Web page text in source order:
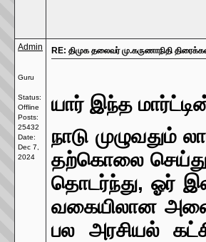
Admin
Guru
Status:
Offline
Posts:
25432
Date:
Dec 7,
2024
RE: திமுக தலைவர் மு.கருணாநிதி
யார் இந்த
நாடு முழுவதும்
தற்கொலை
தொடர்ந்து, ஓர்
வகையிலான
பல அரசியல்